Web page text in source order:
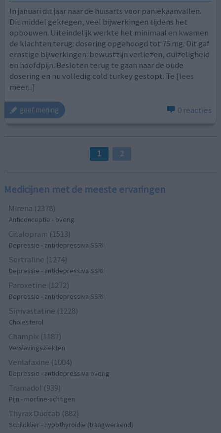
In januari dit jaar naar de huisarts voor paniekaanvallen.
Dit middel gekregen, veel bijwerkingen tijdens het
opbouwen. Uiteindelijk werkte het minimaal en kwamen
de klachten terug: dosering opgehoogd tot 75 mg. Dit gaf
ernstige bijwerkingen: bewustzijn verliezen, duizeligheid
en hoofdpijn. Besloten terug te gaan naar de oude
dosering en nu volledig cold turkey gestopt. Te [lees
meer...]
geef mening 0 reacties
1 2
Medicijnen met de meeste ervaringen
Mirena (2378)
Anticonceptie - overig
Citalopram (1513)
Depressie - antidepressiva SSRI
Sertraline (1274)
Depressie - antidepressiva SSRI
Paroxetine (1272)
Depressie - antidepressiva SSRI
Simvastatine (1228)
Cholesterol
Champix (1187)
Verslavingsziekten
Venlafaxine (1004)
Depressie - antidepressiva overig
Tramadol (939)
Pijn - morfine-achtigen
Thyrax Duotab (882)
Schildklier - hypothyroidie (traagwerkend)